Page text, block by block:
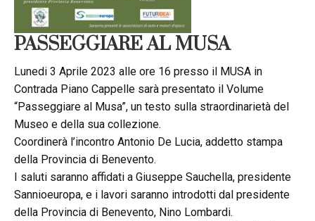
PASSEGGIARE AL MUSA
Lunedi 3 Aprile 2023 alle ore 16 presso il MUSA in
Contrada Piano Cappelle sarà presentato il Volume
“Passeggiare al Musa”, un testo sulla straordinarietà del
Museo e della sua collezione.
Coordinerà l’incontro Antonio De Lucia, addetto stampa
della Provincia di Benevento.
I saluti saranno affidati a Giuseppe Sauchella, presidente
Sannioeuropa, e i lavori saranno introdotti dal presidente
della Provincia di Benevento, Nino Lombardi.